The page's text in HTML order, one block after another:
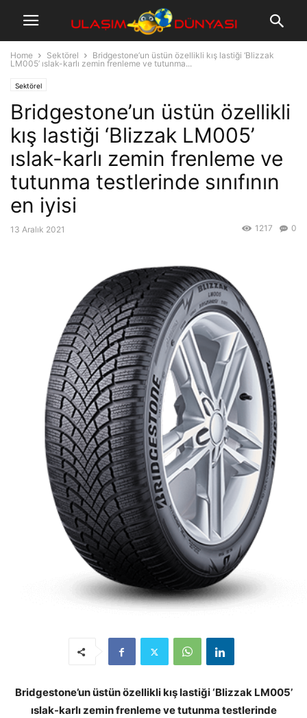
Home Sektörel
Bridgestone’un üstün özellikli kış lastiği ‘Blizzak
LM005’ ıslak-karlı zemin frenleme ve tutunma...
Sektörel
Bridgestone’un üstün özellikli
kış lastiği ‘Blizzak LM005’
ıslak-karlı zemin frenleme ve
tutunma testlerinde sınıfının
en iyisi
13 Aralık 2021 0
1217
Bridgestone’un üstün özellikli kış lastiği ‘Blizzak LM005’
ıslak-karlı zemin frenleme ve tutunma testlerinde